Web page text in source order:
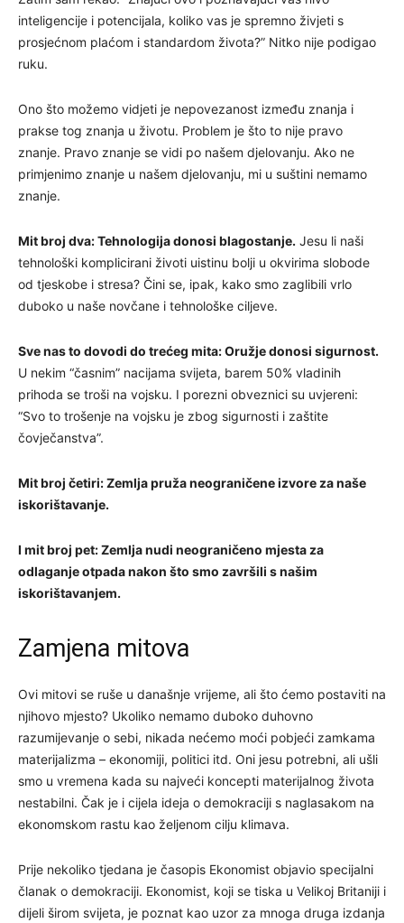
inteligencije i potencijala, koliko vas je spremno živjeti s
prosjećnom plaćom i standardom života?” Nitko nije podigao
ruku.
Ono što možemo vidjeti je nepovezanost između znanja i
prakse tog znanja u životu. Problem je što to nije pravo
znanje. Pravo znanje se vidi po našem djelovanju. Ako ne
primjenimo znanje u našem djelovanju, mi u suštini nemamo
znanje.
Mit broj dva: Tehnologija donosi blagostanje. Jesu li naši
tehnološki komplicirani životi uistinu bolji u okvirima slobode
od tjeskobe i stresa? Čini se, ipak, kako smo zaglibili vrlo
duboko u naše novčane i tehnološke ciljeve.
Sve nas to dovodi do trećeg mita: Oružje donosi sigurnost.
U nekim “časnim” nacijama svijeta, barem 50% vladinih
prihoda se troši na vojsku. I porezni obveznici su uvjereni:
“Svo to trošenje na vojsku je zbog sigurnosti i zaštite
čovječanstva”.
Mit broj četiri: Zemlja pruža neograničene izvore za naše
iskorištavanje.
I mit broj pet: Zemlja nudi neograničeno mjesta za
odlaganje otpada nakon što smo završili s našim
iskorištavanjem.
Zamjena mitova
Ovi mitovi se ruše u današnje vrijeme, ali što ćemo postaviti na
njihovo mjesto? Ukoliko nemamo duboko duhovno
razumijevanje o sebi, nikada nećemo moći pobjeći zamkama
materijalizma – ekonomiji, politici itd. Oni jesu potrebni, ali ušli
smo u vremena kada su najveći koncepti materijalnog života
nestabilni. Čak je i cijela ideja o demokraciji s naglasakom na
ekonomskom rastu kao željenom cilju klimava.
Prije nekoliko tjedana je časopis Ekonomist objavio specijalni
članak o demokraciji. Ekonomist, koji se tiska u Velikoj Britaniji i
dijeli širom svijeta, je poznat kao uzor za mnoga druga izdanja